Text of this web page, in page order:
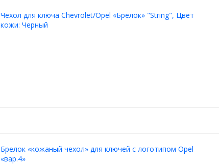
Чехол для ключа Chevrolet/Opel «Брелок» "String", Цвет
кожи: Черный
Брелок «кожаный чехол» для ключей с логотипом Opel
«вар.4»